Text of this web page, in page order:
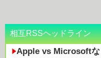
相互RSSヘッドライン
Apple vs Microsoftな